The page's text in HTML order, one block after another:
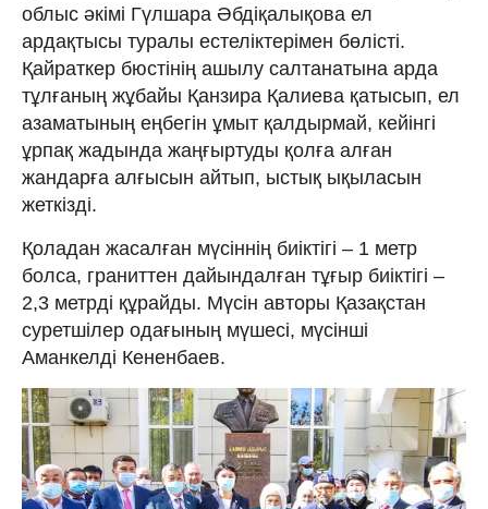
облыс әкімі Гүлшара Әбдіқалықова ел
ардақтысы туралы естеліктерімен бөлісті.
Қайраткер бюстінің ашылу салтанатына арда
тұлғаның жұбайы Қанзира Қалиева қатысып, ел
азаматының еңбегін ұмыт қалдырмай, кейінгі
ұрпақ жадында жаңғыртуды қолға алған
жандарға алғысын айтып, ыстық ықыласын
жеткізді.
Қоладан жасалған мүсіннің биіктігі – 1 метр
болса, граниттен дайындалған тұғыр биіктігі –
2,3 метрді құрайды. Мүсін авторы Қазақстан
суретшілер одағының мүшесі, мүсінші
Аманкелді Кененбаев.